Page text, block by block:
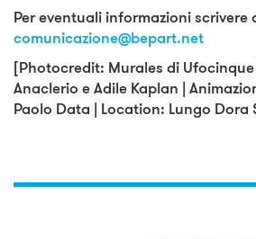
Per eventuali informazioni scrivere
comunicazione@bepart.net
[Photocredit: Murales di
Anaclerio e Adile Kaplan |
Paolo Data | Location: Lungo Dora